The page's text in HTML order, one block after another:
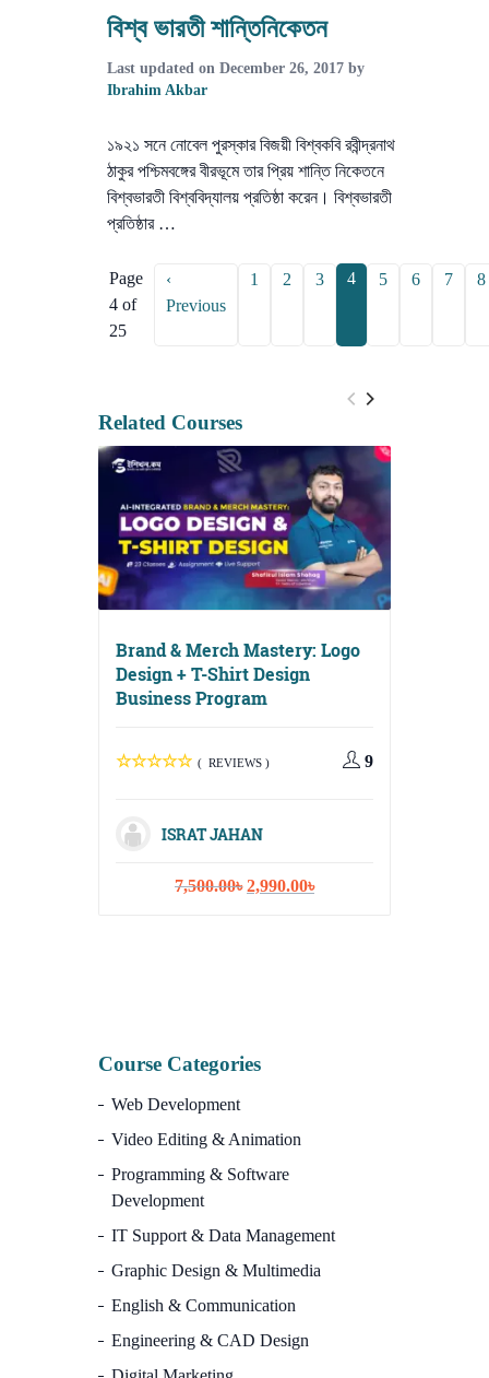
বিশ্ব ভারতী শান্তিনিকেতন
Last updated on December 26, 2017 by
Ibrahim Akbar
১৯২১ সনে নোবেল পুরস্কার বিজয়ী বিশ্বকবি রবীন্দ্রনাথ
ঠাকুর পশ্চিমবঙ্গের বীরভূমে তার প্রিয় শান্তি নিকেতনে
বিশ্বভারতী বিশ্ববিদ্যালয় প্রতিষ্ঠা করেন। বিশ্বভারতী
প্রতিষ্ঠার …
Page
4 of
25
‹
Previous
1 2 3 4 5 6 7 8
Related Courses
Brand & Merch Mastery: Logo
Design + T-Shirt Design
Business Program
( REVIEWS ) 9
ISRAT JAHAN
7,500.00৳ Original
2,990.00৳Current
Course Categories
Web Development
Video Editing & Animation
Programming & Software
Development
IT Support & Data Management
Graphic Design & Multimedia
English & Communication
Engineering & CAD Design